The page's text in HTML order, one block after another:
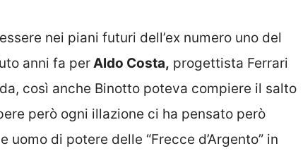
nei piani futuri dell’ex numero uno del
anni fa perAldo Costa, progettista Ferrari
così anche Binotto poteva compiere il salto
però ogni illazione ci ha pensato però
uomo di potere delle “Frecce d’Argento” in